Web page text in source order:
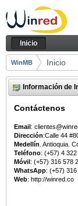
Saltar al contenido
Inicio
Navegación
Inicio
Camino de
WinMB Inicio
Información de
Contáctenos
Email:
Dirección:Calle 44
Medellín . Antioquia.
Teléfono: (+57) 4
Móvil: (+57) 316 578
WhatsApp: (+57)
Web: http://winred.co